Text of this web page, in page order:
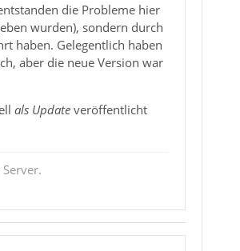
die Probleme hier
wurden), sondern durch
haben. Gelegentlich haben
aber die neue Version war
als Updateveröffentlicht